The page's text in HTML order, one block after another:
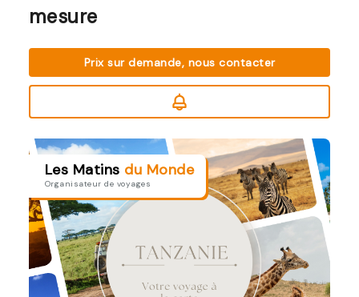
mesure
Prix sur demande, nous contacter
Les Matins du Monde
Organisateur de voyages